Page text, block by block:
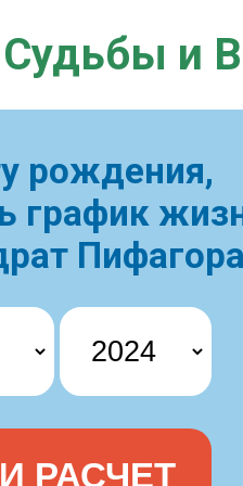
Судьбы и
рождения,
график
РАСЧЕТ